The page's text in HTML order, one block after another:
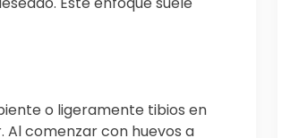
o ligeramente tibios en
comenzar con huevos a